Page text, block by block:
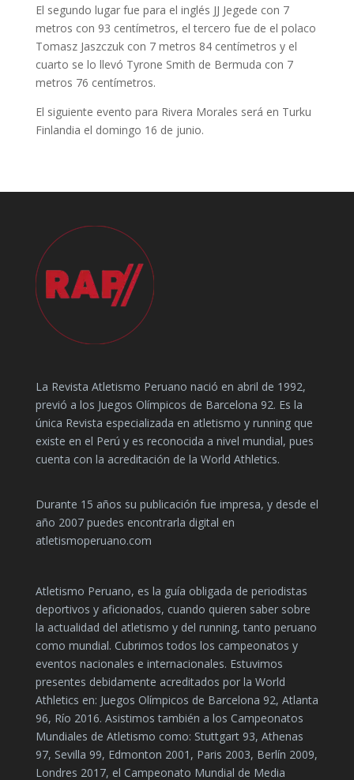
El segundo lugar fue para el inglés JJ Jegede con 7
metros con 93 centímetros, el tercero fue de el polaco
Tomasz Jaszczuk con 7 metros 84 centímetros y el
cuarto se lo llevó Tyrone Smith de Bermuda con 7
metros 76 centímetros.
El siguiente evento para Rivera Morales será en Turku
Finlandia el domingo 16 de junio.
La Revista Atletismo Peruano nació en abril de 1992,
previó a los Juegos Olímpicos de Barcelona 92. Es la
única Revista especializada en atletismo y running que
existe en el Perú y es reconocida a nivel mundial, pues
cuenta con la acreditación de la World Athletics.
Durante 15 años su publicación fue impresa, y desde el
año 2007 puedes encontrarla digital en
atletismoperuano.com
Atletismo Peruano, es la guía obligada de periodistas
deportivos y aficionados, cuando quieren saber sobre
la actualidad del atletismo y del running, tanto peruano
como mundial. Cubrimos todos los campeonatos y
eventos nacionales e internacionales. Estuvimos
presentes debidamente acreditados por la World
Athletics en: Juegos Olímpicos de Barcelona 92, Atlanta
96, Río 2016. Asistimos también a los Campeonatos
Mundiales de Atletismo como: Stuttgart 93, Athenas
97, Sevilla 99, Edmonton 2001, Paris 2003, Berlín 2009,
Londres 2017, el Campeonato Mundial de Media